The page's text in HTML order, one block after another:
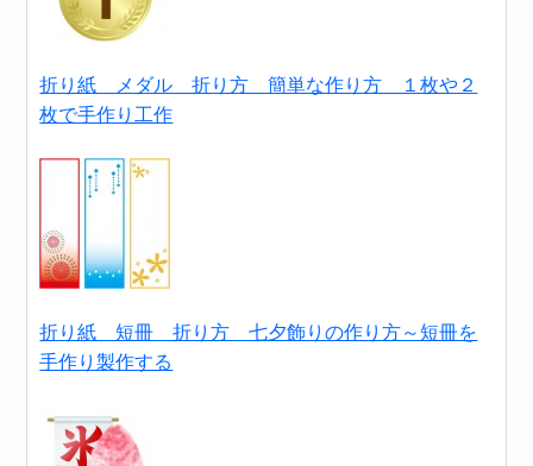
折り紙 メダル 折り方 簡単な作り方 １枚や２
枚で手作り工作
折り紙 短冊 折り方 七夕飾りの作り方～短冊を
手作り製作する